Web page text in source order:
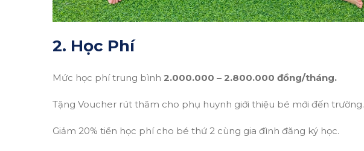
2. Học Phí
Mức học phí trung bình 2.000.000 – 2.800.000 đồng/tháng.
Tặng Voucher rút thăm cho phụ huynh giới thiệu bé mới đến trường.
Giảm 20% tiền học phí cho bé thứ 2 cùng gia đình đăng ký học.